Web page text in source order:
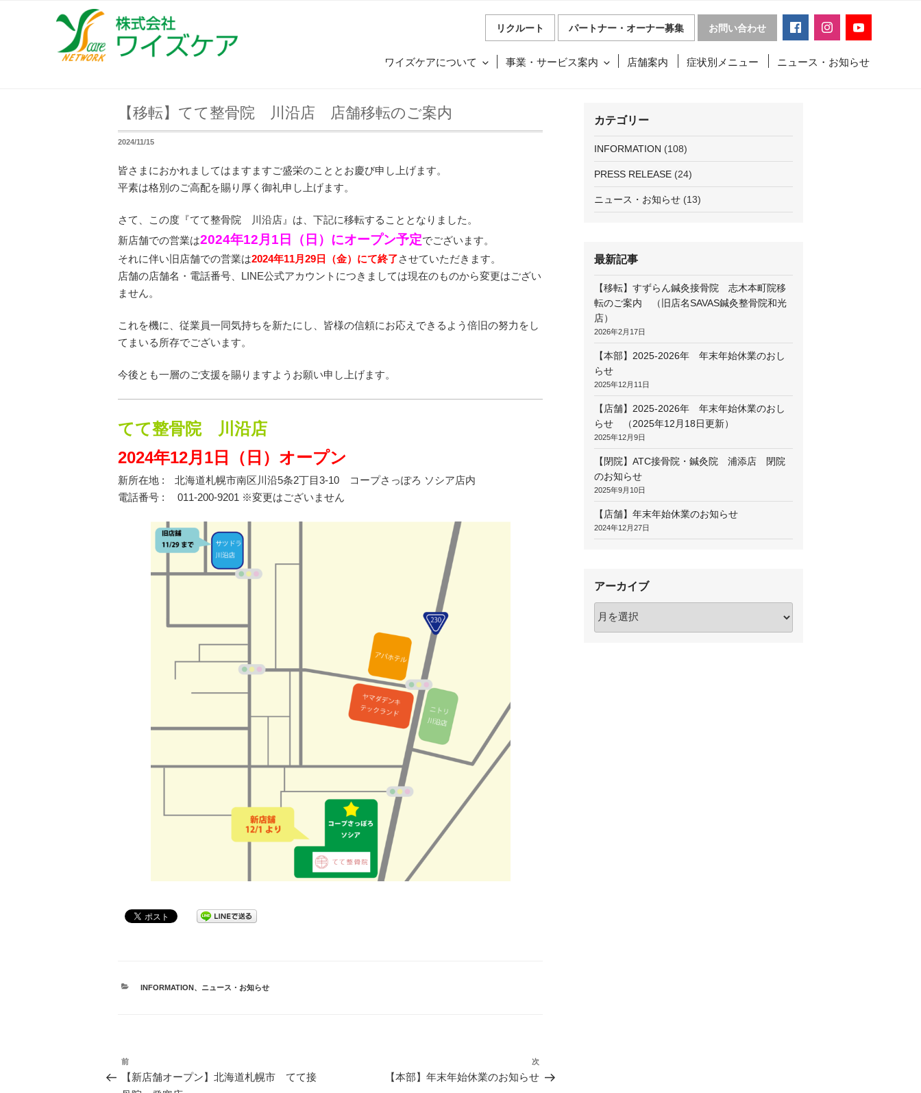
リクルート パートナー・オーナー募集 お問い合わせ
ワイズケアについて 事業・サービス案内 店舗案内 症状別メニュー ニュース・お知らせ
【移転】てて整骨院 川沿店 店舗移転のご案内
2024/11/15
皆さまにおかれましてはますますご盛栄のこととお慶び申し上げます。
平素は格別のご高配を賜り厚く御礼申し上げます。
さて、この度『てて整骨院 川沿店』は、下記に移転することとなりました。
新店舗での営業は2024年12月1日（日）にオープン予定でございます。
それに伴い旧店舗での営業は2024年11月29日（金）にて終了させていただきます。
店舗の店舗名・電話番号、LINE公式アカウントにつきましては現在のものから変更はござい
ません。
これを機に、従業員一同気持ちを新たにし、皆様の信頼にお応えできるよう倍旧の努力をし
てまいる所存でございます。
今後とも一層のご支援を賜りますようお願い申し上げます。
てて整骨院 川沿店
2024年12月1日（日）オープン
新所在地 : 北海道札幌市南区川沿5条2丁目3-10 コープさっぽろ ソシア店内
電話番号 : 011-200-9201 ※変更はございません
カ
INFORMATION、 ニュース・お知らせ
投
稿
前
の
前
【新店舗オープン】北海道札幌市 てて接
次
の
次
【本部】年末年始休業のお知らせ
カテゴリー
INFORMATION (108)
PRESS RELEASE (24)
ニュース・お知らせ (13)
最新記事
【移転】すずらん鍼灸接骨院 志木本町院移
転のご案内 （旧店名SAVAS鍼灸整骨院和光
店）
2026年2月17日
【本部】2025-2026年 年末年始休業のおし
らせ
2025年12月11日
【店舗】2025-2026年 年末年始休業のおし
らせ （2025年12月18日更新）
2025年12月9日
【閉院】ATC接骨院・鍼灸院 浦添店 閉院
のお知らせ
2025年9月10日
【店舗】年末年始休業のお知らせ
2024年12月27日
アーカイブ
ー